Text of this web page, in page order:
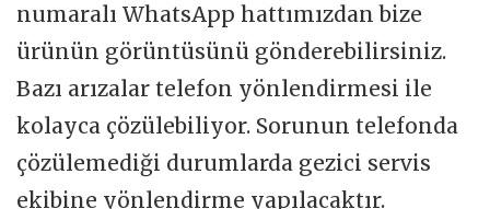
numaralı WhatsApp hattımızdan bize
ürünün görüntüsünü gönderebilirsiniz.
Bazı arızalar telefon yönlendirmesi ile
kolayca çözülebiliyor. Sorunun telefonda
çözülemediği durumlarda gezici servis
ekibine yönlendirme yapılacaktır.